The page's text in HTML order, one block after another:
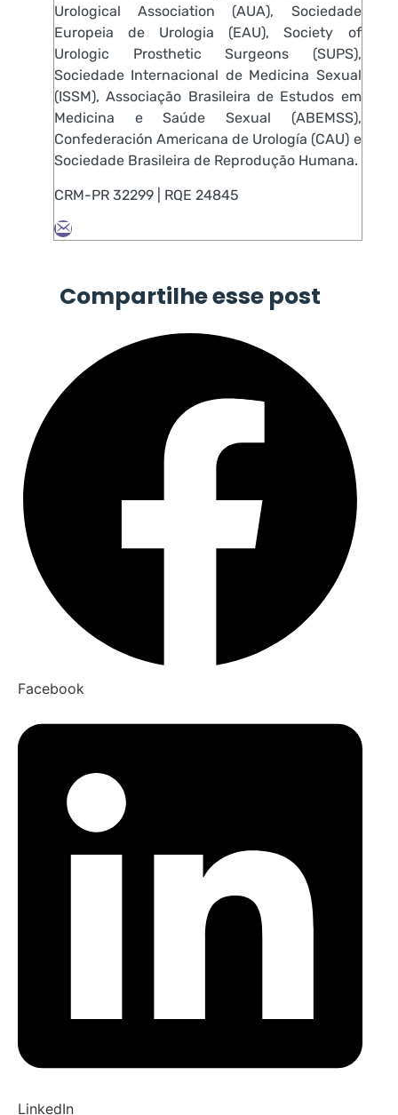
Urological Association (AUA), Sociedade
Europeia de Urologia (EAU), Society of
Urologic Prosthetic Surgeons (SUPS),
Sociedade Internacional de Medicina Sexual
(ISSM), Associação Brasileira de Estudos em
Medicina e Saúde Sexual (ABEMSS),
Confederación Americana de Urología (CAU) e
Sociedade Brasileira de Reprodução Humana.
CRM-PR 32299 | RQE 24845
Compartilhe esse post
Facebook
LinkedIn